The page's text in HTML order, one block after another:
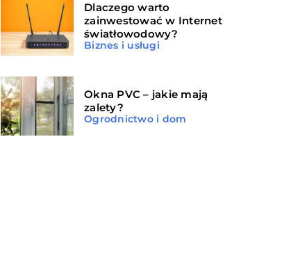
Dlaczego warto
zainwestować w Internet
światłowodowy?
Biznes i usługi
Okna PVC – jakie mają
zalety?
Ogrodnictwo i dom